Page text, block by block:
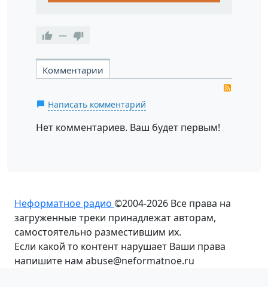
—
Комментарии
Написать комментарий
Нет комментариев. Ваш будет первым!
Неформатное радио ©2004-2026 Все права на
загруженные треки принадлежат авторам,
самостоятельно разместившим их.
Если какой то контент нарушает Ваши права
напишите нам abuse@neformatnoe.ru